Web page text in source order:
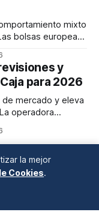
mixto
bolsas europeas
se muestran
Brent supera
y
para 2026
mercado y eleva
operadora
recompra de
5.000
la mejor
Cookies.